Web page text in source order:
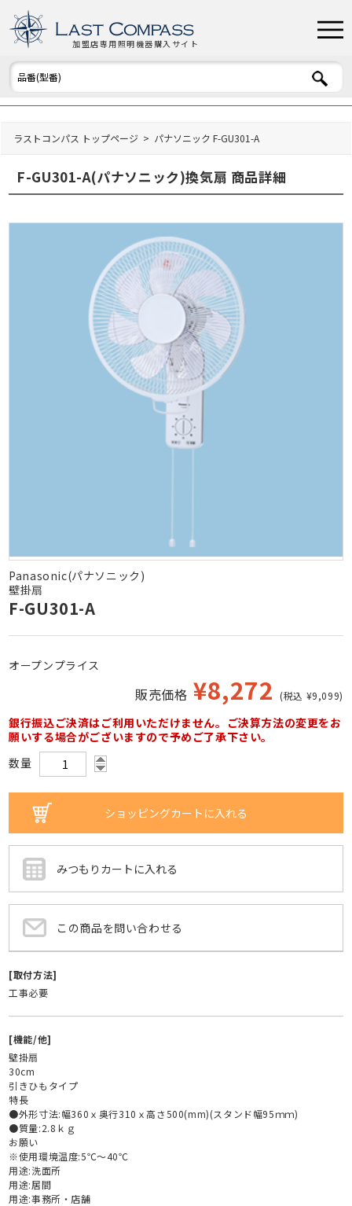
加盟店専用照明機器購入サイト
ラストコンパス トップページ パナソニック F-GU301-A
F-GU301-A(パナソニック)換気扇 商品詳細
Panasonic(パナソニック)
壁掛扇
F-GU301-A
オープンプライス
販売価格 ¥8,272 (税込 ¥9,099)
銀行振込ご決済はご利用いただけません。ご決算方法の変更をお
願いする場合がございますので予めご了承下さい。
数量
この商品を問い合わせる
[取付方法]
工事必要
[機能/他]
壁掛扇
30cm
引きひもタイプ
特長
●外形寸法:幅360ｘ奥行310ｘ高さ500(mm)(スタンド幅95ｍｍ)
●質量:2.8ｋｇ
お願い
※使用環境温度:5℃～40℃
用途:洗面所
用途:居間
用途:事務所・店舗